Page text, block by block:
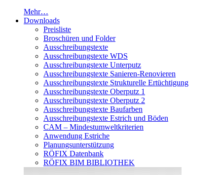
Mehr…
Downloads
Preisliste
Broschüren und Folder
Ausschreibungstexte
Ausschreibungstexte WDS
Ausschreibungstexte Unterputz
Ausschreibungstexte Sanieren-Renovieren
Ausschreibungstexte Strukturelle Ertüchtigung
Ausschreibungstexte Oberputz 1
Ausschreibungstexte Oberputz 2
Ausschreibungstexte Baufarben
Ausschreibungstexte Estrich und Böden
CAM – Mindestumweltkriterien
Anwendung Estriche
Planungsunterstützung
RÖFIX Datenbank
RÖFIX BIM BIBLIOTHEK